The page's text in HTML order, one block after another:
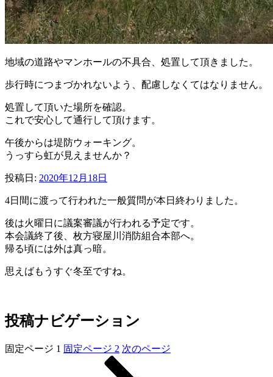
地域の道路やマンホールの不具合、処置して頂きました。
歩行時につまづかれないよう、配慮しなくてはなりません。
処置して頂いた場所を確認。
これで安心して通行して頂けます。
午後からは堤防ウォーキング。
うっすら虹が見えませんか？
投稿日: 2020年12月18日
4日間に渡って行われた一般質問が本日終わりました。
後は火曜日に議案審議が行われる予定です。
本会議終了後、枚方寝屋川消防組合本部へ。
帰る頃には外は真っ暗。
思えばもうすぐ冬至ですね。
投稿ナビゲーション
固定ページ 1 固定ページ 2 次のページ